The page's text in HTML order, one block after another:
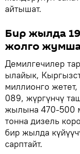
айтышат.
Бир жылда
жолго
Демилгечилер
ылайык,
миллионго
089, жүргүнчү
жылына 470-500
тонна дизель
бир жылда
сарптайт.